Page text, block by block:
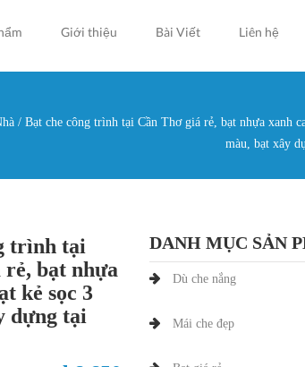
Giới thiệu Bài Viết Liên hệ
/ Bạt che công trình tại Cần Thơ giá rẻ, bạt nhựa xanh
màu, bạt xây
trình tại
rẻ, bạt nhựa
kẻ sọc 3
dựng tại
DANH MỤC SẢN
Dù che nắng
Mái che đẹp